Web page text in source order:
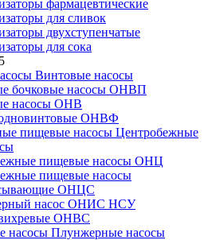
фармацевтические
для сливок
двухступенчатые
для сока
Винтовые насосы
бочковые насосы ОНВП
насосы ОНВ
ОНВФ
Центробежные
пищевые насосы ОНЦ
пищевые насосы
ОНЦС
насос ОНИС НСУ
ОНВС
Плунжерные насосы